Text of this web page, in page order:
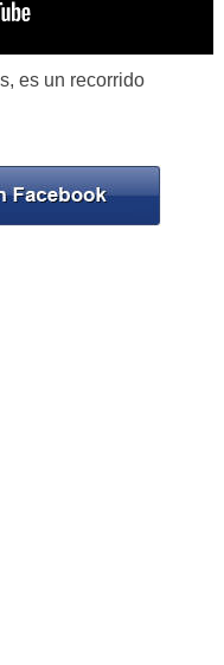
es un recorrido